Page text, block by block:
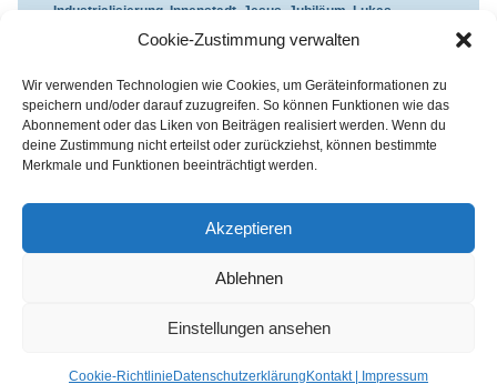
Cookie-Zustimmung verwalten
Wir verwenden Technologien wie Cookies, um Geräteinformationen zu
speichern und/oder darauf zuzugreifen. So können Funktionen wie das
Abonnement oder das Liken von Beiträgen realisiert werden. Wenn du
deine Zustimmung nicht erteilst oder zurückziehst, können bestimmte
Merkmale und Funktionen beeinträchtigt werden.
Akzeptieren
Ablehnen
Einstellungen ansehen
Cookie-Richtlinie Datenschutzerklärung Kontakt | Impressum
Industrialisierung,Innenstadt,Jesus,Jubiläum,Lukas,
Lukasevangelium
, Mauerbau Menschlichkeit
Mitmenschlichkeit,Nächste,Nächstenliebe
Setze ein Lesezeichen für denPermalink .
Kirchenkreis Essen | Referat für Presse- und Öffentlichkeitsarbeit /
Haus der Evangelischen Kirche | III. Hagen 39 / 45127 Essen
Impressum|Datenschutz
Fon 0201 / 22 05-221 | Fax 0201 / 22 05-223 | e-Mail